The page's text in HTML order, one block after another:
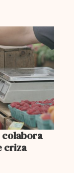
să poată
colabora
criza